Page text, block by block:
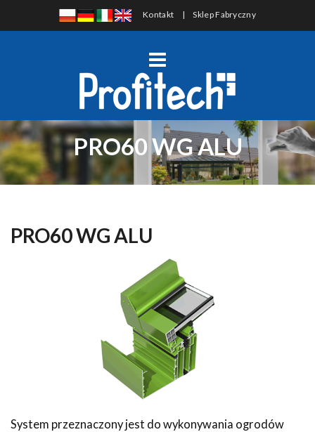
Kontakt |Sklep Fabryczny
PRO60 WG ALU
PRO60 WG ALU
System przeznaczony jest do wykonywania ogrodów